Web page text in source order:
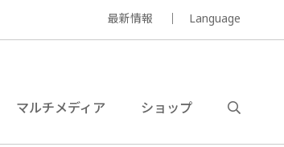
最新情報 Language
マルチメディア ショップ